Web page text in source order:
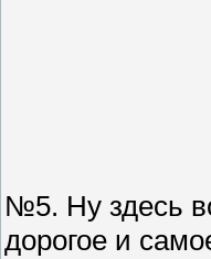
№5. Ну здесь
дорогое и